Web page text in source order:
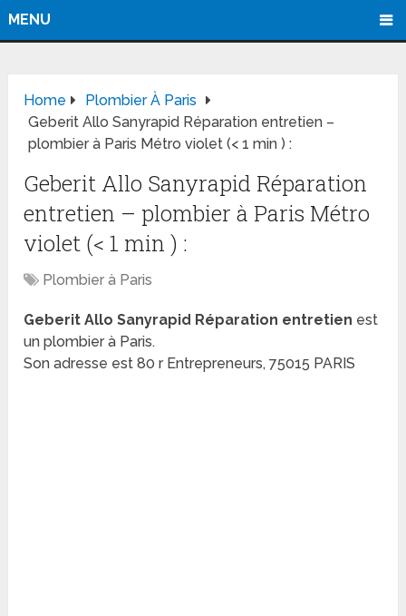
MENU
Home
Plombier À Paris
Geberit Allo Sanyrapid Réparation entretien –
plombier à Paris Métro violet (< 1 min ) :
Geberit Allo Sanyrapid Réparation
entretien – plombier à Paris Métro
violet (< 1 min ) :
Plombier à Paris
Geberit Allo Sanyrapid Réparation entretien est
un plombier à Paris.
Son adresse est 80 r Entrepreneurs, 75015 PARIS